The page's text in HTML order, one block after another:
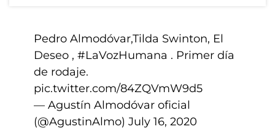
Pedro Almodóvar,Tilda Swinton, El
Deseo , #LaVozHumana . Primer día
de rodaje.
pic.twitter.com/84ZQVmW9d5
— Agustín Almodóvar oficial
(@AgustinAlmo) July 16, 2020